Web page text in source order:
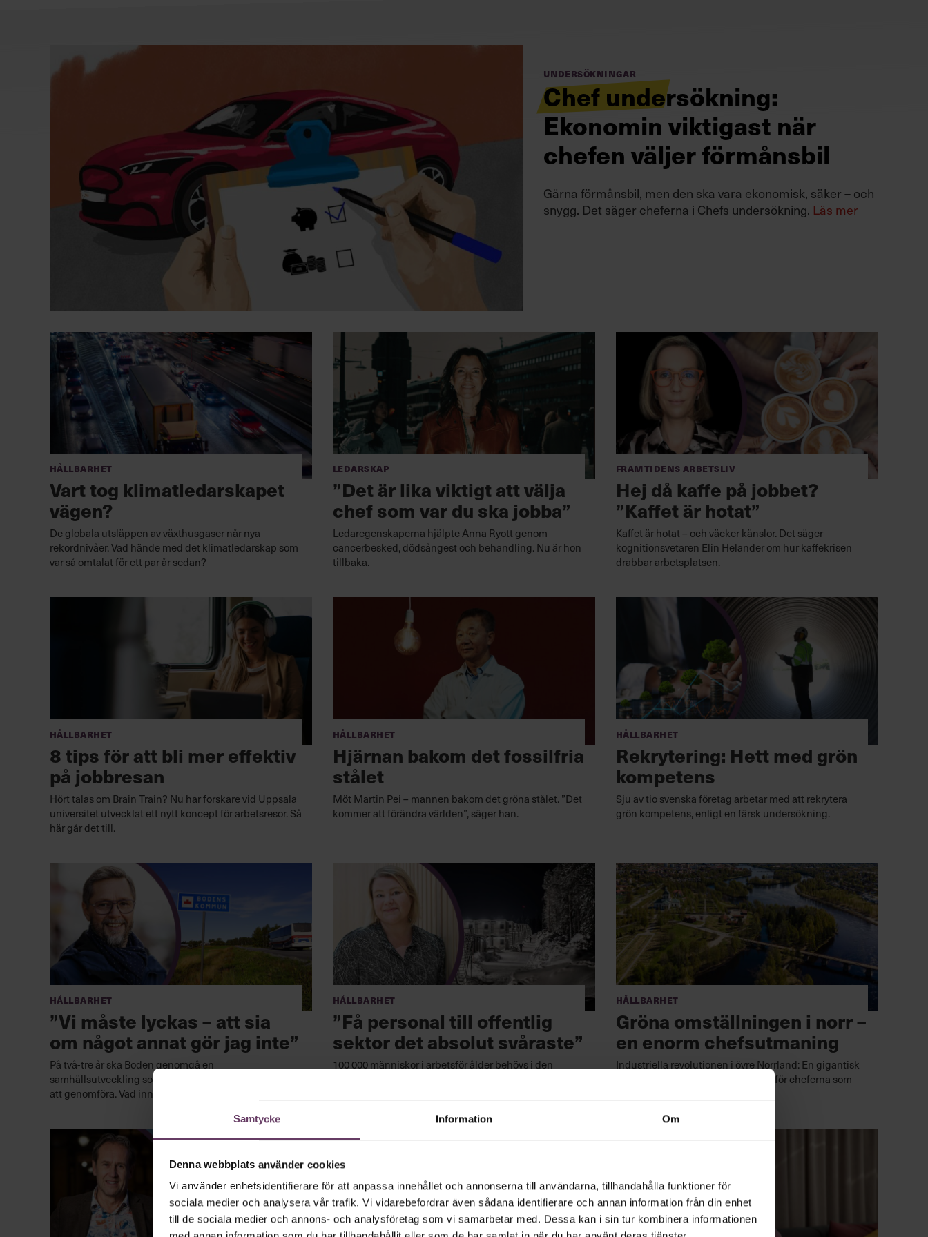
Samtycke Information Om
Denna webbplats använder cookies
Vi använder enhetsidentifierare för att anpassa innehållet och annonserna till användarna, tillhandahålla funktioner för
sociala medier och analysera vår trafik. Vi vidarebefordrar även sådana identifierare och annan information från din enhet
till de sociala medier och annons- och analysföretag som vi samarbetar med. Dessa kan i sin tur kombinera informationen
Undersökningar
Chef undersökning:
Ekonomin viktigast när
chefen väljer förmånsbil
Gärna förmånsbil, men den ska vara ekonomisk, säker – och
snygg. Det säger cheferna i Chefs undersökning. Läs mer
Hållbarhet
Vart tog klimatledarskapet
vägen?
De globala utsläppen av växthusgaser når nya
rekordnivåer. Vad hände med det klimatledarskap som
var så omtalat för ett par år sedan?
Ledarskap
”Det är lika viktigt att välja
chef som var du ska jobba”
Ledaregenskaperna hjälpte Anna Ryott genom
cancerbesked, dödsångest och behandling. Nu är hon
tillbaka.
Framtidens arbetsliv
Hej då kaffe på jobbet?
”Kaffet är hotat”
Kaffet är hotat – och väcker känslor. Det säger
kognitionsvetaren Elin Helander om hur kaffekrisen
drabbar arbetsplatsen.
Hållbarhet
8 tips för att bli mer effektiv
på jobbresan
Hört talas om Brain Train? Nu har forskare vid Uppsala
universitet utvecklat ett nytt koncept för arbetsresor. Så
här går det till.
Hållbarhet
Hjärnan bakom det fossilfria
stålet
Möt Martin Pei – mannen bakom det gröna stålet. ”Det
kommer att förändra världen”, säger han.
Hållbarhet
Rekrytering: Hett med grön
kompetens
Sju av tio svenska företag arbetar med att rekrytera
grön kompetens, enligt en färsk undersökning.
Hållbarhet
”Vi måste lyckas – att sia
om något annat gör jag inte”
På två-tre år ska Boden genomgå en
samhällsutveckling som i normala fall skulle ta 20 år
att genomföra. Vad innebär det för cheferna på plats?
Hållbarhet
”Få personal till offentlig
sektor det absolut svåraste”
100 000 människor i arbetsför ålder behövs i den
Hållbarhet
Gröna omställningen i norr –
en enorm chefsutmaning
Industriella revolutionen i övre Norrland: En gigantisk
utmaning för hela samhället – och för cheferna som